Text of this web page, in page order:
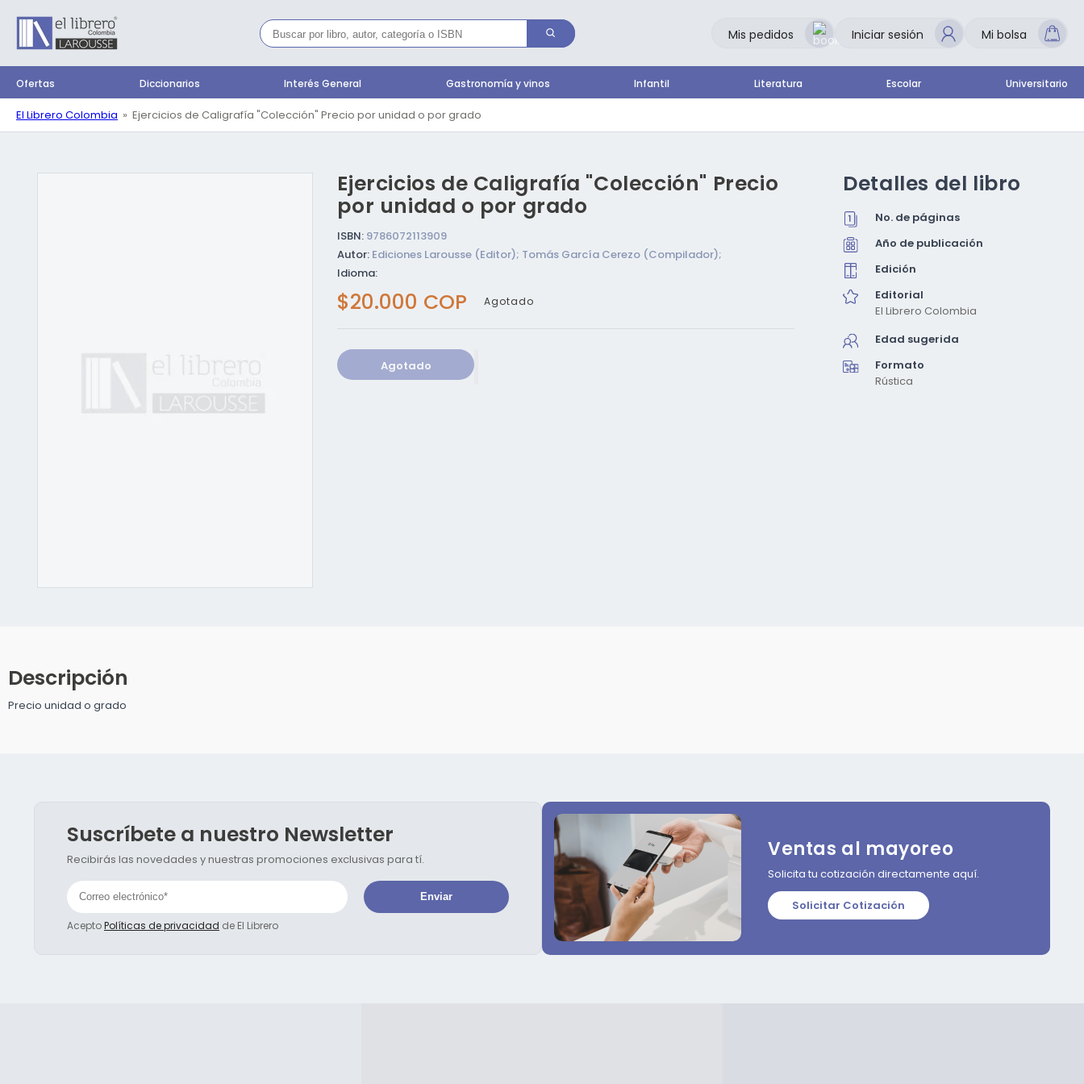
directamente
al contenido
Mis pedidos Iniciar sesión Mi bolsa
Ofertas Diccionarios Interés General Gastronomía y vinos Infantil Literatura Escolar Universitario
El Librero Colombia Ejercicios de Caligrafía "Colección" Precio por unidad o por grado
Ir directamente a
modal
Ejercicios de Caligrafía "Colección" Precio
por unidad o por grado
ISBN: 9786072113909
Autor: Ediciones Larousse (Editor); Tomás García Cerezo (Compilador);
Idioma:
Precio
habitual
$20.000 COP Agotado
Agotado
Detalles del libro
No. de páginas
Año de publicación
Edición
Editorial
El Librero Colombia
Edad sugerida
Formato
Rústica
Descripción
Precio unidad o grado
Suscríbete a nuestro Newsletter
Recibirás las novedades y nuestras promociones exclusivas para tí.
AceptoPolíticas de privacidad de El Librero
Ventas al mayoreo
Solicita tu cotización directamente aquí.
Solicitar Cotización